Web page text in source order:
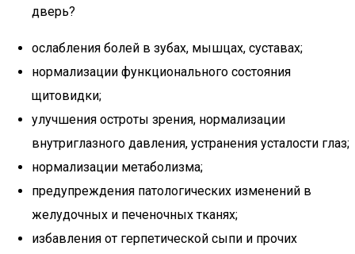
дверь?
ослабления болей в зубах, мышцах, суставах;
нормализации функционального состояния
щитовидки;
улучшения остроты зрения, нормализации
внутриглазного давления, устранения усталости глаз;
нормализации метаболизма;
предупреждения патологических изменений в
желудочных и печеночных тканях;
избавления от герпетической сыпи и прочих